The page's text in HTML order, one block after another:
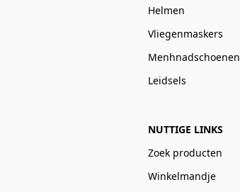
Helmen
Vliegenmaskers
Menhnadschoenen
Leidsels
NUTTIGE LINKS
Zoek producten
Winkelmandje